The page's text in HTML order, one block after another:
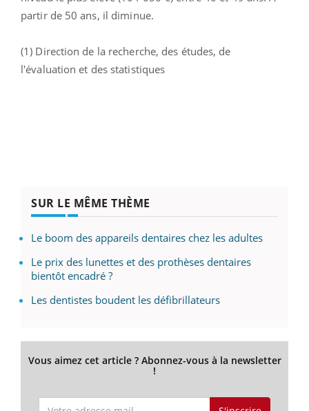
partir de 50 ans, il diminue.
(1) Direction de la recherche, des études, de
l'évaluation et des statistiques
SUR LE MÊME THÈME
Le boom des appareils dentaires chez les adultes
Le prix des lunettes et des prothèses dentaires
bientôt encadré ?
Les dentistes boudent les défibrillateurs
Vous aimez cet article ? Abonnez-vous à la newsletter
!